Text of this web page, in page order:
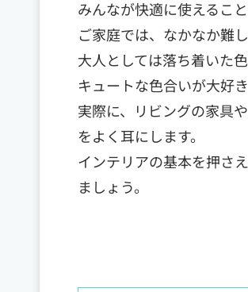
みんなが快適に使えるこ
ご家庭では、なかなか難
大人としては落ち着いた
キュートな色合いが大好き
実際に、リビングの家具
をよく耳にします。
インテリアの基本を押さ
ましょう。